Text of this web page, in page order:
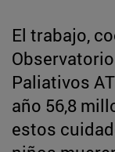
El trabajo,
Paliativos
año 56,8
estos